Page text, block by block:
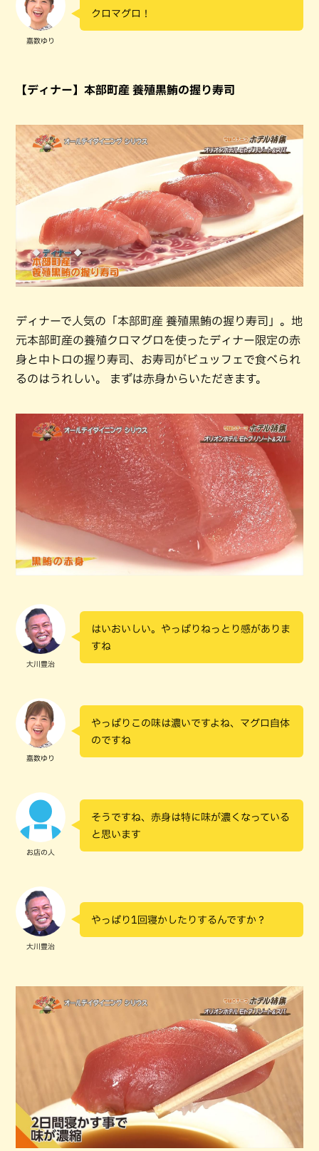
嘉数ゆり
クロマグロ！
【ディナー】本部町産 養殖黒鮪の握り寿司
ディナーで人気の「本部町産 養殖黒鮪の握り寿司」。地
元本部町産の養殖クロマグロを使ったディナー限定の赤
身と中トロの握り寿司、お寿司がビュッフェで食べられ
るのはうれしい。 まずは赤身からいただきます。
大川豊治
はいおいしい。やっぱりねっとり感がありま
すね
嘉数ゆり
やっぱりこの味は濃いですよね、マグロ自体
のですね
お店の人
そうですね、赤身は特に味が濃くなっている
と思います
大川豊治
やっぱり1回寝かしたりするんですか？